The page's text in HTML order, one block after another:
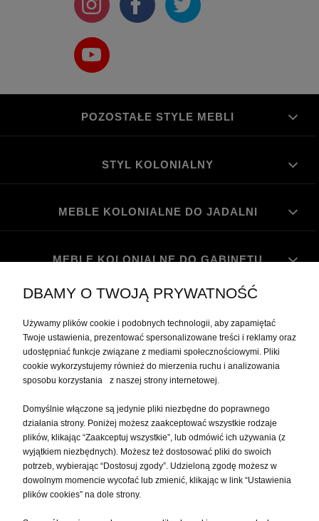
POZOSTAŁE STYLE MEBLI
STYL KOLONIALNY
MEBLE KOLONIALNE DO JADALNI
MEBLE KOLONIALNE DO GABINETU
PŁATNOŚCI I DOSTAWA
O NAS
DBAMY O TWOJĄ PRYWATNOŚĆ
Używamy plików cookie i podobnych technologii, aby zapamiętać
Twoje ustawienia, prezentować spersonalizowane treści i reklamy oraz
udostępniać funkcje związane z mediami społecznościowymi. Pliki
cookie wykorzystujemy również do mierzenia ruchu i analizowania
sposobu korzystania z naszej strony internetowej.
Domyślnie włączone są jedynie pliki niezbędne do poprawnego
działania strony. Poniżej możesz zaakceptować wszystkie rodzaje
plików, klikając “Zaakceptuj wszystkie”, lub odmówić ich używania (z
wyjątkiem niezbędnych). Możesz też dostosować pliki do swoich
potrzeb, wybierając “Dostosuj zgody”. Udzieloną zgodę możesz w
dowolnym momencie wycofać lub zmienić, klikając w link “Ustawienia
plików cookies” na dole strony.